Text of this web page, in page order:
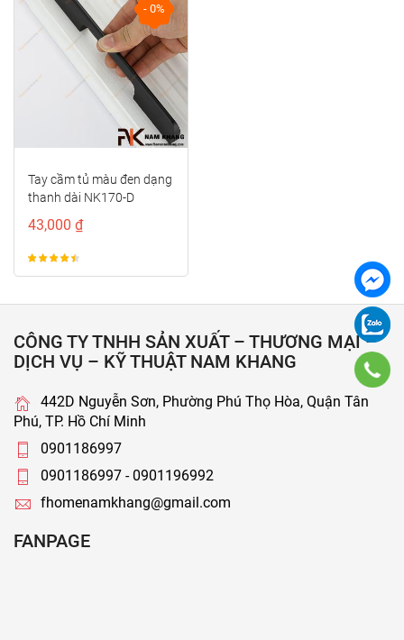
- 0%
Tay cầm tủ màu đen dạng
thanh dài NK170-D
43,000 ₫
CÔNG TY TNHH SẢN XUẤT – THƯƠNG MẠI –
DỊCH VỤ – KỸ THUẬT NAM KHANG
442D Nguyễn Sơn, Phường Phú Thọ Hòa, Quận Tân
Phú, TP. Hồ Chí Minh
0901186997
0901186997 - 0901196992
fhomenamkhang@gmail.com
FANPAGE